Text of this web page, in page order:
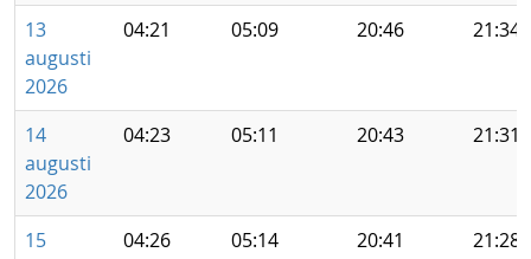
13
augusti
2026
04:21 05:09 20:46 21:34
14
augusti
2026
04:23 05:11 20:43 21:31
15
04:26 05:14 20:41 21:28